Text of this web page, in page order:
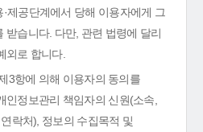
제공단계에서 당해 이용자에게 그
받습니다. 다만, 관련 법령에 달리
외로 합니다.
3항에 의해 이용자의 동의를
인정보관리 책임자의 신원(소속,
락처), 정보의 수집목적 및